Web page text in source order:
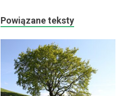
Powiązane teksty